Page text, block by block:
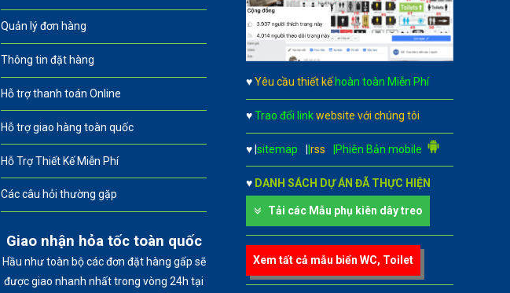
Quản lý đơn hàng
Thông tin đặt hàng
Hỗ trợ thanh toán Online
Hỗ trợ giao hàng toàn quốc
Hỗ Trợ Thiết Kế Miễn Phí
Các câu hỏi thường gặp
Giao nhận hỏa tốc toàn quốc
Hầu như toàn bộ các đơn đặt hàng gấp sẽ
được giao nhanh nhất trong vòng 24h tại
♥Yêu cầu thiết kế hoàn toàn Miễn Phí
♥Trao đổi linkwebsite với chúng tôi
♥ sitemap rss |Phiên Bản mobile
♥ DANH SÁCH DỰ ÁN ĐÃ THỰC HIỆN
Tải các Mẫu phụ kiên dây treo
Xem tất cả mẫu biển WC, Toilet